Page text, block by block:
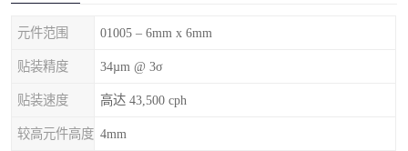
元件范围 01005 – 6mm x 6mm
贴装精度 34µm @ 3σ
贴装速度 高达 43,500 cph
较高元件高度 4mm